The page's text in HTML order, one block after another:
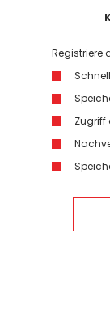
Registriere
Zugriff